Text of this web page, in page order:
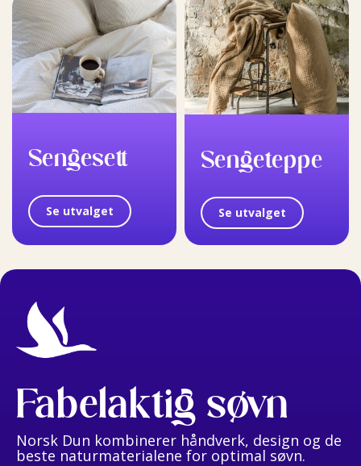
Sengesett
Se utvalget
Sengeteppe
Se utvalget
Fabelaktig søvn
Norsk Dun kombinerer håndverk, design og de
beste naturmaterialene for optimal søvn.